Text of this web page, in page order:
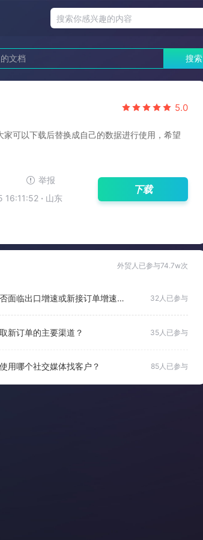
搜索
5.0
可以下载后替换成自己的数据进行使用，希望
举报
16:11:52 · 山东
下载
外贸人已参与74.7w次
企业是否面临出口增速或新接订单增速显著放缓的情况？ 32人已参与
新订单的主要渠道？ 35人已参与
用哪个社交媒体找客户？ 85人已参与